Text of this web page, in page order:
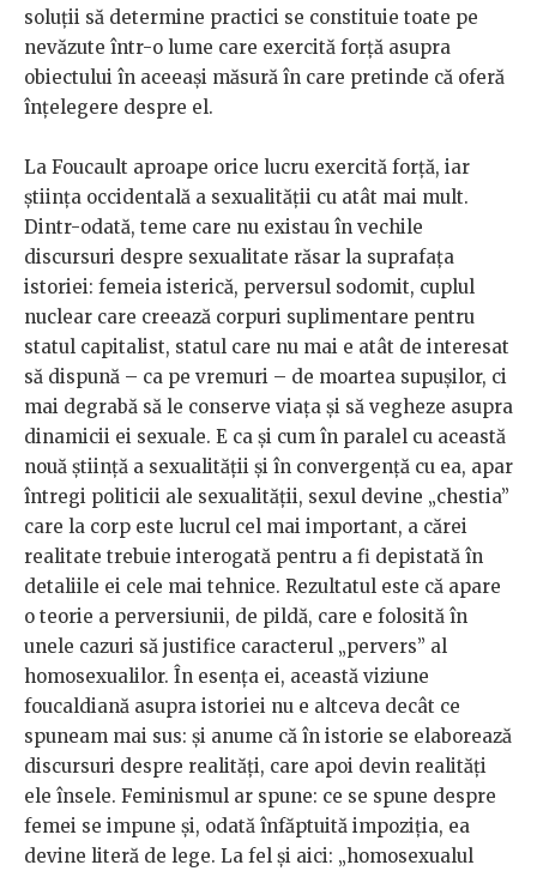
soluții să determine practici se constituie toate pe
nevăzute într-o lume care exercită forță asupra
obiectului în aceeași măsură în care pretinde că oferă
înțelegere despre el.
La Foucault aproape orice lucru exercită forță, iar
știința occidentală a sexualității cu atât mai mult.
Dintr-odată, teme care nu existau în vechile
discursuri despre sexualitate răsar la suprafața
istoriei: femeia isterică, perversul sodomit, cuplul
nuclear care creează corpuri suplimentare pentru
statul capitalist, statul care nu mai e atât de interesat
să dispună – ca pe vremuri – de moartea supușilor, ci
mai degrabă să le conserve viața și să vegheze asupra
dinamicii ei sexuale. E ca și cum în paralel cu această
nouă știință a sexualității și în convergență cu ea, apar
întregi politicii ale sexualității, sexul devine „chestia”
care la corp este lucrul cel mai important, a cărei
realitate trebuie interogată pentru a fi depistată în
detaliile ei cele mai tehnice. Rezultatul este că apare
o teorie a perversiunii, de pildă, care e folosită în
unele cazuri să justifice caracterul „pervers” al
homosexualilor. În esența ei, această viziune
foucaldiană asupra istoriei nu e altceva decât ce
spuneam mai sus: și anume că în istorie se elaborează
discursuri despre realități, care apoi devin realități
ele însele. Feminismul ar spune: ce se spune despre
femei se impune și, odată înfăptuită impoziția, ea
devine literă de lege. La fel și aici: „homosexualul